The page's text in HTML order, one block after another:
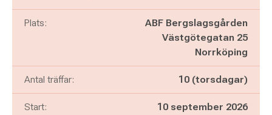
Plats:
ABF Bergslagsgården
Västgötegatan 25
Norrköping
Antal träffar: 10 (torsdagar)
Start: 10 september 2026